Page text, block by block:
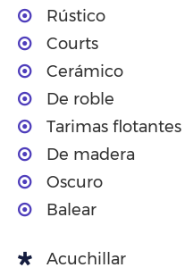
Rústico
Courts
Cerámico
De roble
Tarimas flotantes
De madera
Oscuro
Balear
Acuchillar